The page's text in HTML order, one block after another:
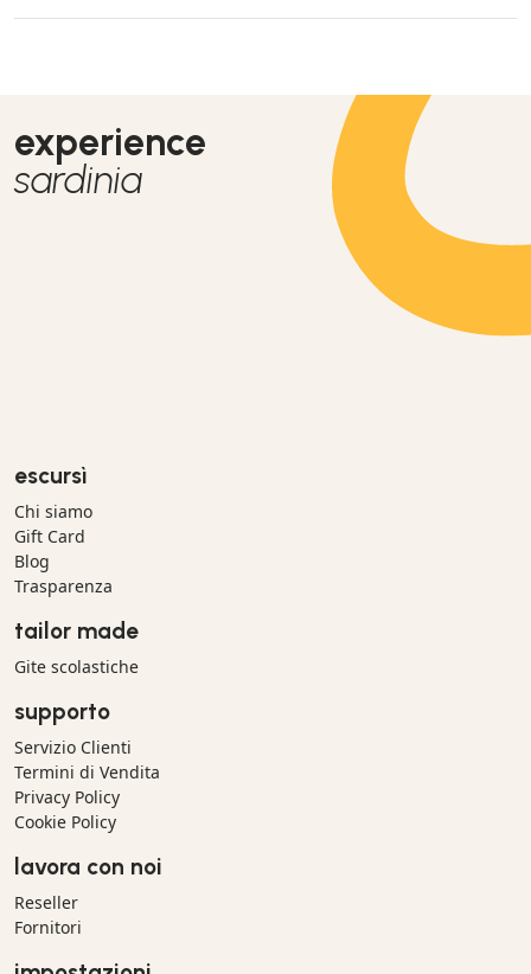
experience
sardinia
escursì
Chi siamo
Gift Card
Blog
Trasparenza
tailor made
Gite scolastiche
supporto
Servizio Clienti
Termini di Vendita
Privacy Policy
Cookie Policy
lavora con noi
Reseller
Fornitori